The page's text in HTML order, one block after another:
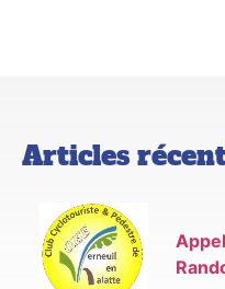
Articles